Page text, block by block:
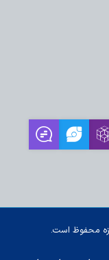
محفوظ است.